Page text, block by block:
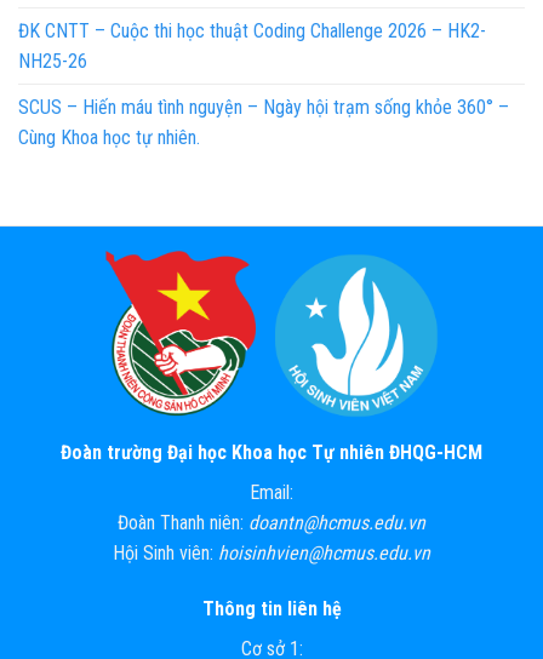
ĐK CNTT – Cuộc thi học thuật Coding Challenge 2026 – HK2-
NH25-26
SCUS – Hiến máu tình nguyện – Ngày hội trạm sống khỏe 360° –
Cùng Khoa học tự nhiên.
Đoàn trường Đại học Khoa học Tự nhiên ĐHQG-HCM
Email:
Đoàn Thanh niên: doantn@hcmus.edu.vn
Hội Sinh viên: hoisinhvien@hcmus.edu.vn
Thông tin liên hệ
Cơ sở 1: